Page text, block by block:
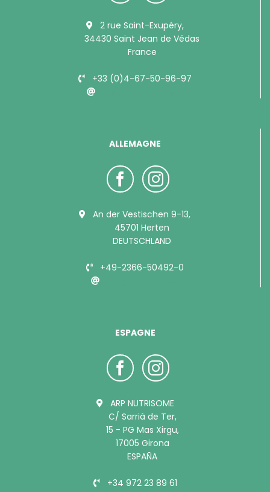
2 rue Saint-Exupéry,
34430 Saint Jean de Védas
France
+33 (0)4-67-50-96-97
ALLEMAGNE
An der Vestischen 9-13,
45701 Herten
DEUTSCHLAND
+49-2366-50492-0
ESPAGNE
ARP NUTRISOME
C/ Sarrià de Ter,
15 - PG Mas Xirgu,
17005 Girona
ESPAÑA
+34 972 23 89 61